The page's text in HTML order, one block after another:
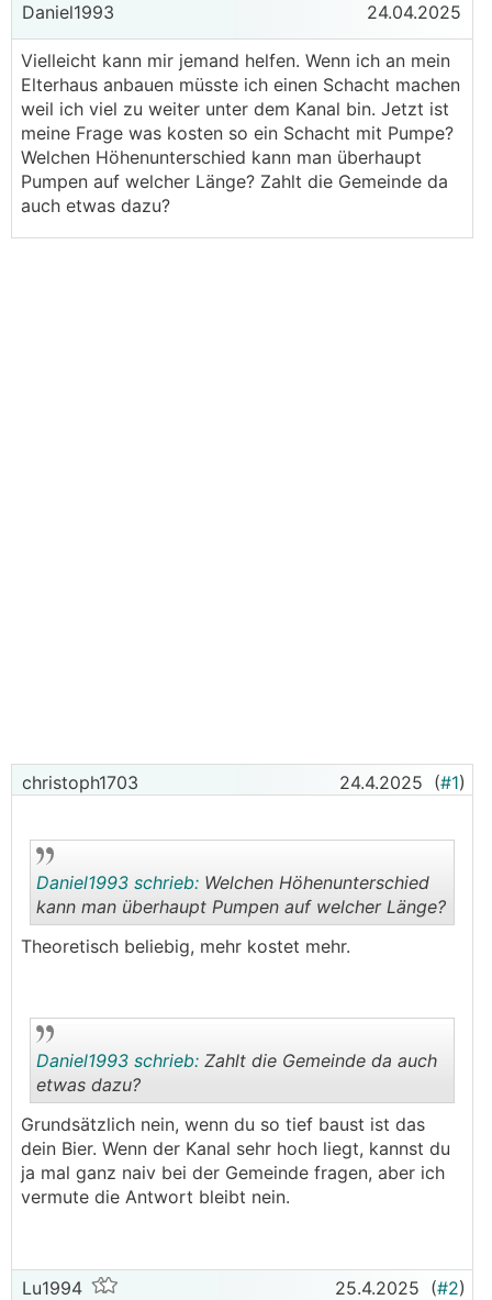
Daniel1993 24.04.2025
Vielleicht kann mir jemand helfen. Wenn ich an mein
Elterhaus anbauen müsste ich einen Schacht machen
weil ich viel zu weiter unter dem Kanal bin. Jetzt ist
meine Frage was kosten so ein Schacht mit Pumpe?
Welchen Höhenunterschied kann man überhaupt
Pumpen auf welcher Länge? Zahlt die Gemeinde da
auch etwas dazu?
christoph1703 24.4.2025 (#1)
Daniel1993 schrieb: Welchen Höhenunterschied
kann man überhaupt Pumpen auf welcher Länge?
Theoretisch beliebig, mehr kostet mehr.
..
Daniel1993 schrieb: Zahlt die Gemeinde da auch
etwas dazu?
Grundsätzlich nein, wenn du so tief baust ist das
dein Bier. Wenn der Kanal sehr hoch liegt, kannst du
ja mal ganz naiv bei der Gemeinde fragen, aber ich
vermute die Antwort bleibt nein.
Lu1994 25.4.2025 (#2)